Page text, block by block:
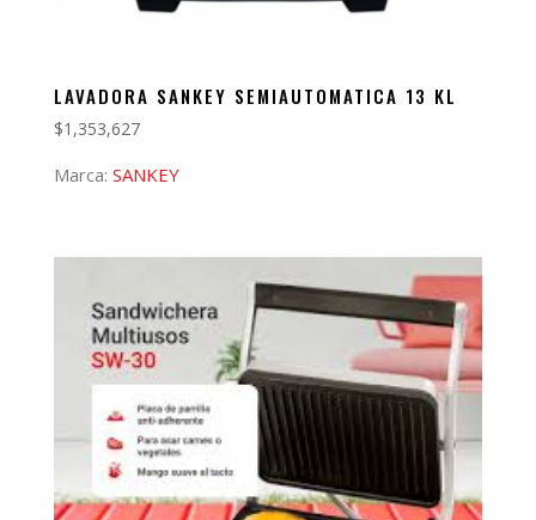
LAVADORA SANKEY SEMIAUTOMATICA 13 KL
$1,353,627
Marca: SANKEY